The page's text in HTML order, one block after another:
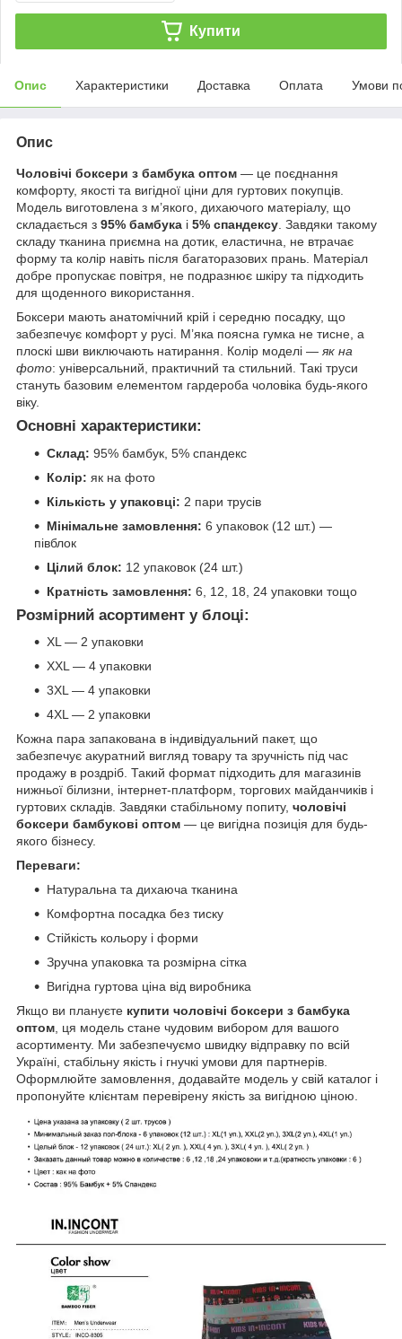
Купити
Опис Характеристики Доставка Оплата Умови
Опис
Чоловічі боксери з бамбука оптом — це поєднання
комфорту, якості та вигідної ціни для гуртових покупців.
Модель виготовлена з м’якого, дихаючого матеріалу, що
складається з 95% бамбука і 5% спандексу . Завдяки такому
складу тканина приємна на дотик, еластична, не втрачає
форму та колір навіть після багаторазових прань. Матеріал
добре пропускає повітря, не подразнює шкіру та підходить
для щоденного використання.
Боксери мають анатомічний крій і середню посадку, що
забезпечує комфорт у русі. М’яка поясна гумка не тисне, а
плоскі шви виключають натирання. Колір моделі — як на
фото: універсальний, практичний та стильний. Такі труси
стануть базовим елементом гардероба чоловіка будь-якого
віку.
Основні характеристики:
Склад: 95% бамбук, 5% спандекс
Колір: як на фото
Кількість у упаковці: 2 пари трусів
Мінімальне замовлення: 6 упаковок (12 шт.) —
півблок
Цілий блок: 12 упаковок (24 шт.)
Кратність замовлення: 6, 12, 18, 24 упаковки тощо
Розмірний асортимент у блоці:
XL — 2 упаковки
XXL — 4 упаковки
3XL — 4 упаковки
4XL — 2 упаковки
Кожна пара запакована в індивідуальний пакет, що
забезпечує акуратний вигляд товару та зручність під час
продажу в роздріб. Такий формат підходить для магазинів
нижньої білизни, інтернет-платформ, торгових майданчиків і
гуртових складів. Завдяки стабільному попиту, чоловічі
боксери бамбукові оптом — це вигідна позиція для будь-
якого бізнесу.
Переваги:
Натуральна та дихаюча тканина
Комфортна посадка без тиску
Стійкість кольору і форми
Зручна упаковка та розмірна сітка
Вигідна гуртова ціна від виробника
Якщо ви плануєте купити чоловічі боксери з бамбука
оптом, ця модель стане чудовим вибором для вашого
асортименту. Ми забезпечуємо швидку відправку по всій
Україні, стабільну якість і гнучкі умови для партнерів.
Оформлюйте замовлення, додавайте модель у свій каталог і
пропонуйте клієнтам перевірену якість за вигідною ціною.